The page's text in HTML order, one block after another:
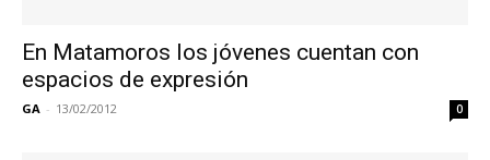
En Matamoros los jóvenes cuentan con
espacios de expresión
GA - 13/02/2012 0